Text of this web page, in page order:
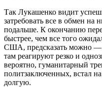
Так Лукашенко видит
затребовать все в обмен на
подальше. К окончанию
быстрее, чем все того
США, предсказать можно —
там реагируют резко и
вероятно, гуманитарный
политзаключенных, встал
долгую.